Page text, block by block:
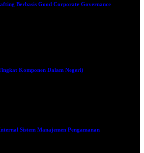
Berbasis Good Corporate Governance
Komponen Dalam Negeri)
Sistem Manajemen Pengamanan